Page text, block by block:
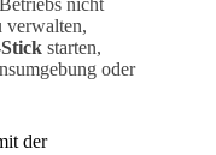
nicht
verwalten,
starten,
oder
der